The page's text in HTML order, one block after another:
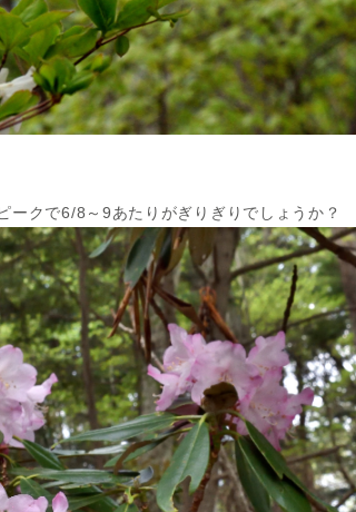
ークで6/8～9あたりがぎりぎりでしょうか？